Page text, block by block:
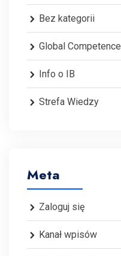
Bez kategorii
Global Competence
Info o IB
Strefa Wiedzy
Meta
Zaloguj się
Kanał wpisów